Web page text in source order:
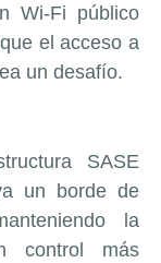
Wi-Fi público
el acceso a
un desafío.
SASE
un borde de
la
control más